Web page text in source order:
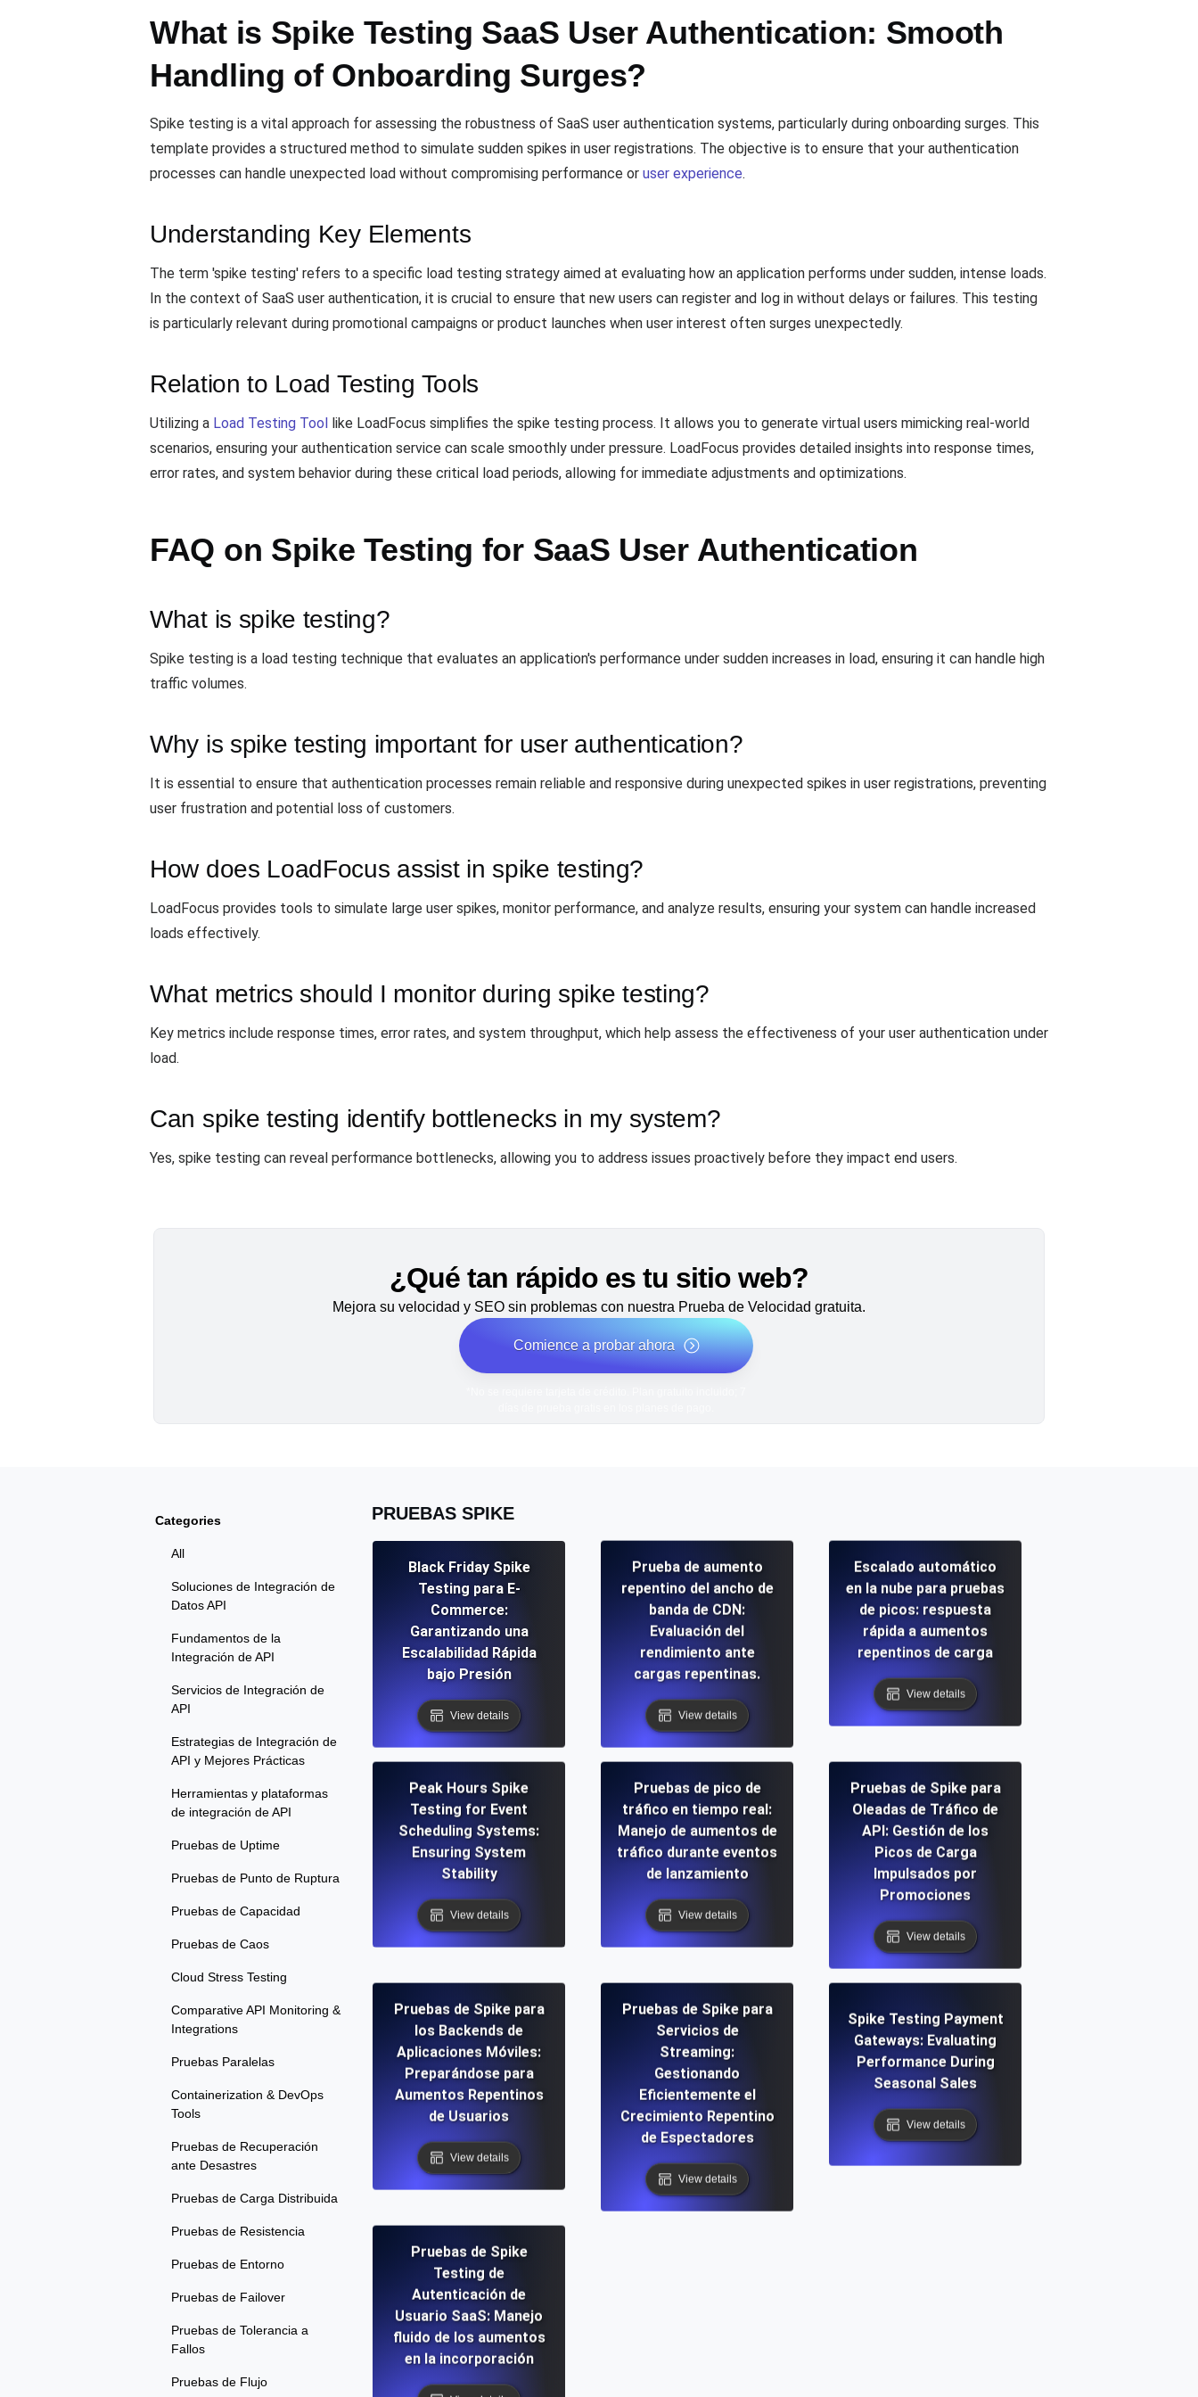
What is Spike Testing SaaS User Authentication: Smooth
Handling of Onboarding Surges?
Spike testing is a vital approach for assessing the robustness of SaaS user authentication systems, particularly during onboarding surges. This
template provides a structured method to simulate sudden spikes in user registrations. The objective is to ensure that your authentication
processes can handle unexpected load without compromising performance or user experience.
Understanding Key Elements
The term 'spike testing' refers to a specific load testing strategy aimed at evaluating how an application performs under sudden, intense loads.
In the context of SaaS user authentication, it is crucial to ensure that new users can register and log in without delays or failures. This testing
is particularly relevant during promotional campaigns or product launches when user interest often surges unexpectedly.
Relation to Load Testing Tools
Utilizing a Load Testing Tool
like LoadFocus simplifies the spike testing process. It allows you to generate virtual users mimicking real-world
scenarios, ensuring your authentication service can scale smoothly under pressure. LoadFocus provides detailed insights into response times,
error rates, and system behavior during these critical load periods, allowing for immediate adjustments and optimizations.
FAQ on Spike Testing for SaaS User Authentication
What is spike testing?
Spike testing is a load testing technique that evaluates an application's performance under sudden increases in load, ensuring it can handle high
traffic volumes.
Why is spike testing important for user authentication?
It is essential to ensure that authentication processes remain reliable and responsive during unexpected spikes in user registrations, preventing
user frustration and potential loss of customers.
How does LoadFocus assist in spike testing?
LoadFocus provides tools to simulate large user spikes, monitor performance, and analyze results, ensuring your system can handle increased
loads effectively.
What metrics should I monitor during spike testing?
Key metrics include response times, error rates, and system throughput, which help assess the effectiveness of your user authentication under
load.
Can spike testing identify bottlenecks in my system?
Yes, spike testing can reveal performance bottlenecks, allowing you to address issues proactively before they impact end users.
¿Qué tan rápido es tu sitio web?
Mejora su velocidad y SEO sin problemas con nuestra Prueba de Velocidad gratuita.
Comience a probar ahora
Categories
All
Soluciones de Integración de
Datos API
Fundamentos de la
Integración de API
Servicios de Integración de
API
Estrategias de Integración de
API y Mejores Prácticas
Herramientas y plataformas
de integración de API
Pruebas de Uptime
Pruebas de Punto de Ruptura
Pruebas de Capacidad
Pruebas de Caos
Cloud Stress Testing
Comparative API Monitoring &
Integrations
Pruebas Paralelas
Containerization & DevOps
Tools
Pruebas de Recuperación
ante Desastres
Pruebas de Carga Distribuida
Pruebas de Resistencia
Pruebas de Entorno
Pruebas de Failover
Pruebas de Tolerancia a
Fallos
Pruebas de Flujo
PRUEBAS SPIKE
Black Friday Spike
Testing para E-
Commerce:
Garantizando una
Escalabilidad Rápida
bajo Presión
View details
Prueba de aumento
repentino del ancho de
banda de CDN:
Evaluación del
rendimiento ante
cargas repentinas.
View details
Escalado automático
en la nube para pruebas
de picos: respuesta
rápida a aumentos
repentinos de carga
View details
Peak Hours Spike
Testing for Event
Scheduling Systems:
Ensuring System
Stability
View details
Pruebas de pico de
tráfico en tiempo real:
Manejo de aumentos de
tráfico durante eventos
de lanzamiento
View details
Pruebas de Spike para
Oleadas de Tráfico de
API: Gestión de los
Picos de Carga
Impulsados por
Promociones
View details
Pruebas de Spike para
los Backends de
Aplicaciones Móviles:
Preparándose para
Aumentos Repentinos
de Usuarios
View details
Pruebas de Spike para
Servicios de
Streaming:
Gestionando
Eficientemente el
Crecimiento Repentino
de Espectadores
View details
Spike Testing Payment
Gateways: Evaluating
Performance During
Seasonal Sales
View details
Pruebas de Spike
Testing de
Autenticación de
Usuario SaaS: Manejo
fluido de los aumentos
en la incorporación